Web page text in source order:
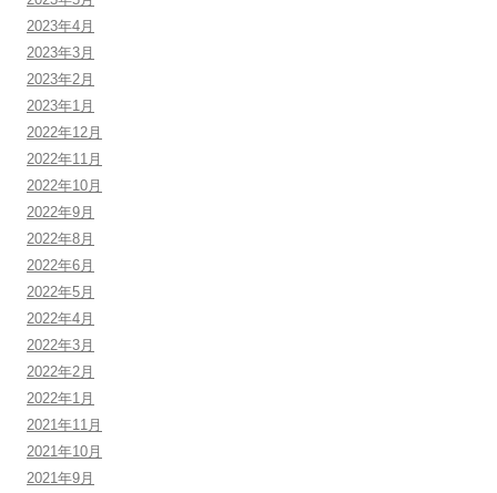
2023年4月
2023年3月
2023年2月
2023年1月
2022年12月
2022年11月
2022年10月
2022年9月
2022年8月
2022年6月
2022年5月
2022年4月
2022年3月
2022年2月
2022年1月
2021年11月
2021年10月
2021年9月